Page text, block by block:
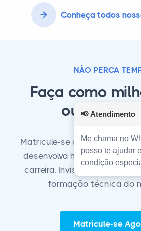
Conheça todos
NÃO PERCA
Faça como
outros
Matricule-se agora em nosso
desenvolva habilidades
carreira. Invista em seu
formação técnica do
Matricule-se
📢 Atendimento
Me chama no
posso te ajudar
condição